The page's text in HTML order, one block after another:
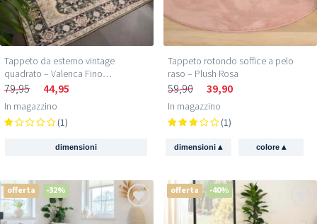
Tappeto da esterno vintage
quadrato – Valenca Fino
beige/verde
79,95 44,95
In magazzino
(1)
dimensioni
Tappeto rotondo soffice a pelo
raso – Plush Rosa
59,90 39,90
In magazzino
(1)
dimensioni▴ colore ▴
offerta -32% offerta -40%